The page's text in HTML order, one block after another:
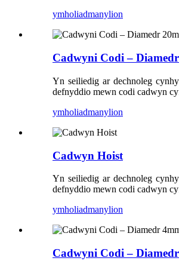
ymholiadmanylion
Cadwyni Codi –
Yn seiliedig ar dechnoleg
defnyddio mewn codi cadwyn
ymholiadmanylion
Cadwyn Hoist
Yn seiliedig ar dechnoleg
defnyddio mewn codi cadwyn
ymholiadmanylion
Cadwyni Codi –